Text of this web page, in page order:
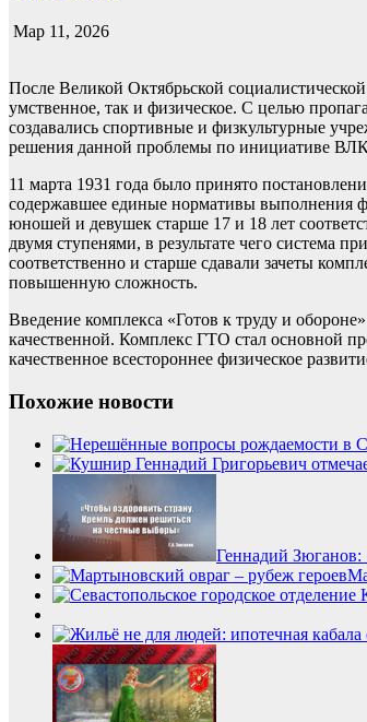
Мар 11, 2026
После Великой Октябрьской
умственное, так и физическое. С целью
создавались спортивные и физкультурные
решения данной проблемы по инициативе
11 марта 1931 года было принято
содержавшее единые нормативы выполнения
юношей и девушек старше 17 и 18 лет
двумя ступенями, в результате чего система
соответственно и старше сдавали зачеты
повышенную сложность.
Введение комплекса «Готов к труду и
качественной. Комплекс ГТО стал основной
качественное всестороннее физическое
Похожие новости
Геннадий Зюганов: